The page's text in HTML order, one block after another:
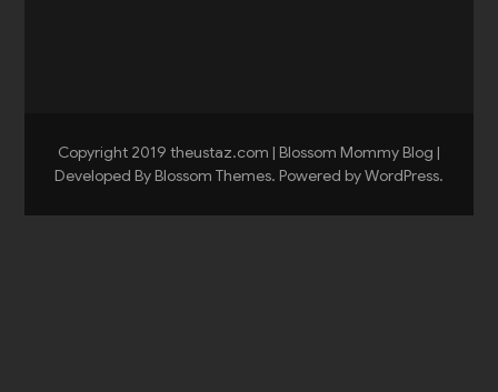
Copyright 2019 theustaz.com | Blossom Mommy Blog |
Developed By Blossom Themes. Powered byWordPress.